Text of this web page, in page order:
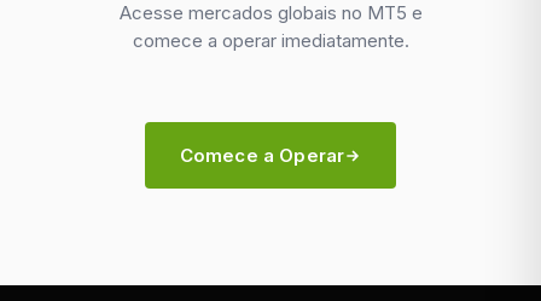
Acesse mercados globais no MT5 e
comece a operar imediatamente.
Comece a Operar